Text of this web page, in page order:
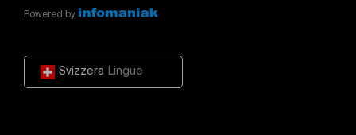
Powered by
Svizzera Lingue